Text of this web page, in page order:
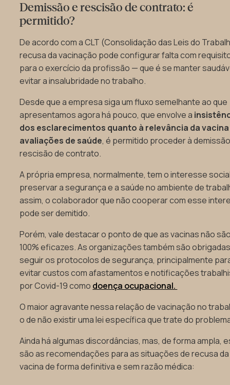
Demissão e rescisão de contrato: é
permitido?
De acordo com a CLT (Consolidação das Leis do
recusa da vacinação pode configurar falta com
para o exercício da profissão — que é se manter
evitar a insalubridade no trabalho.
Desde que a empresa siga um fluxo semelhante ao que
apresentamos agora há pouco, que envolve a
dos esclarecimentos quanto à relevância da
avaliações de saúde, é permitido proceder à
rescisão de contrato.
A própria empresa, normalmente, tem o interesse
preservar a segurança e a saúde no ambiente de
assim, o colaborador que não cooperar com esse
pode ser demitido.
Porém, vale destacar o ponto de que as vacinas não
100% eficazes. As organizações também são
seguir os protocolos de segurança, principalmente
evitar custos com afastamentos e notificações
por Covid-19 como doença ocupacional.
O maior agravante nessa relação de vacinação no
o de não existir uma lei específica que trate do
Ainda há algumas discordâncias, mas, de forma ampla,
são as recomendações para as situações de recusa da
vacina de forma definitiva e sem razão médica: